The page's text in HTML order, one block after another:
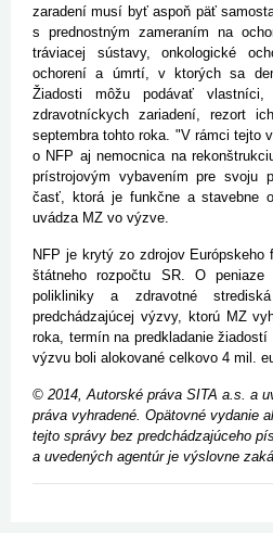
zaradení musí byť aspoň päť
s prednostným zameraním na
tráviacej sústavy, onkologické
ochorení a úmrtí, v ktorých sa
Žiadosti môžu podávať vlastníci,
zdravotníckych zariadení, rezort
septembra tohto roka. "V rámci tejto
o NFP aj nemocnica na
prístrojovým vybavením pre svoju
časť, ktorá je funkčne a stavebne
uvádza MZ vo výzve.
NFP je krytý zo zdrojov Európskeho
štátneho rozpočtu SR. O
polikliniky a zdravotné
predchádzajúcej výzvy, ktorú MZ
roka, termín na predkladanie
výzvu boli alokované celkovo 4 mil.
© 2014, Autorské práva SITA a.s. a
práva vyhradené. Opätovné vydanie
tejto správy bez predchádzajúceho
a uvedených agentúr je výslovne